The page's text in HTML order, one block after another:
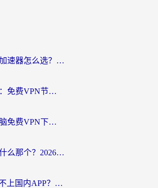
国外翻回国内的加速器怎么选？海外党亲测实用指南，告别地域限制
海外党避坑指南：免费VPN节点真的靠谱吗？教你选对回国加速器无缝访问国内资源
海外党必看：电脑免费VPN下载指南+回国加速器选择全攻略，告别地区限制
归雁加速器改成什么那个？2026海外党回国加速全攻略：告别地区限制，轻松刷剧玩游戏
海外MacBook连不上国内APP？选对回国VPN，告别地区限制的烦恼